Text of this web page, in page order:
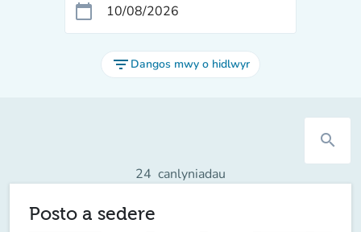
calendar_today
filter_list Dangos mwy o hidlwyr
search
24 canlyniadau
Posto a sedere